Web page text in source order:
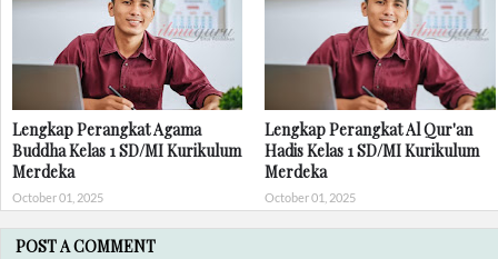
Lengkap Perangkat Agama
Buddha Kelas 1 SD/MI Kurikulum
Merdeka
October 01, 2025
Lengkap Perangkat Al Qur'an
Hadis Kelas 1 SD/MI Kurikulum
Merdeka
October 01, 2025
POST A COMMENT